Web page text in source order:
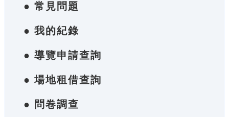
● 常見問題
● 我的紀錄
● 導覽申請查詢
● 場地租借查詢
● 問卷調查